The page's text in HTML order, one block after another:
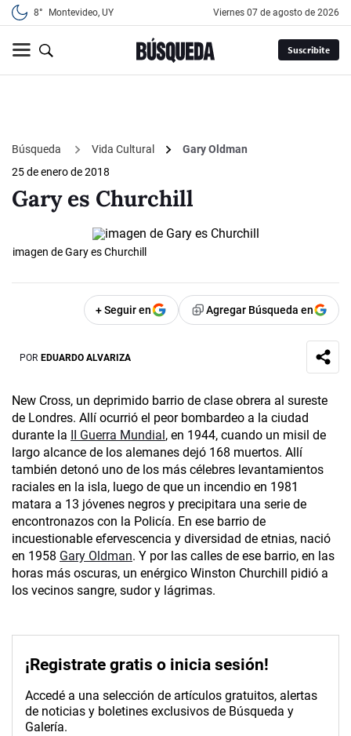
8° Montevideo, UY viernes 07 de agosto de 2026
Suscribite
Búsqueda Vida Cultural
Gary Oldman
25 de enero de 2018
Gary es Churchill
imagen de Gary es Churchill
+ Seguir en Agregar Búsqueda en
POR EDUARDO ALVARIZA
New Cross, un deprimido barrio de clase obrera al sureste
de Londres. Allí ocurrió el peor bombardeo a la ciudad
durante la II Guerra Mundial, en 1944, cuando un misil de
largo alcance de los alemanes dejó 168 muertos. Allí
también detonó uno de los más célebres levantamientos
raciales en la isla, luego de que un incendio en 1981
matara a 13 jóvenes negros y precipitara una serie de
encontronazos con la Policía. En ese barrio de
incuestionable efervescencia y diversidad de etnias, nació
en 1958 Gary Oldman. Y por las calles de ese barrio, en las
horas más oscuras, un enérgico Winston Churchill pidió a
los vecinos sangre, sudor y lágrimas.
¡Registrate gratis o inicia sesión!
Accedé a una selección de artículos gratuitos, alertas
de noticias y boletines exclusivos de Búsqueda y
Galería.